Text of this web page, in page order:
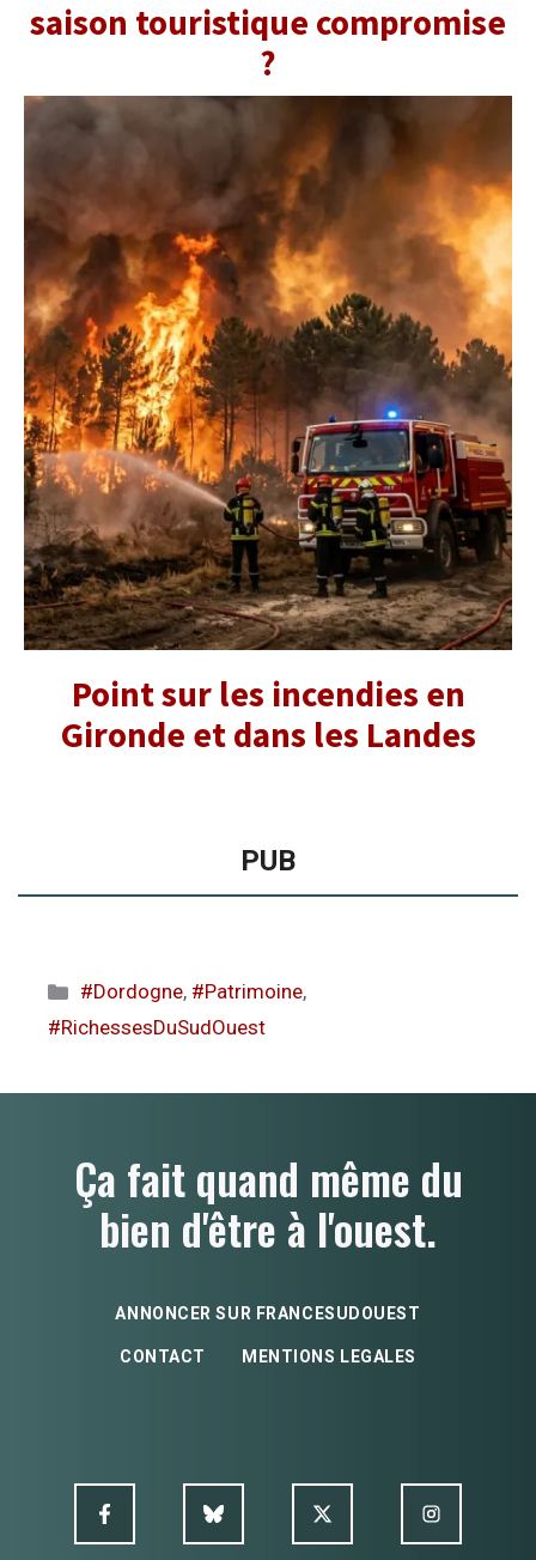
saison touristique compromise
?
Point sur les incendies en
Gironde et dans les Landes
PUB
Catégories
#Dordogne, #Patrimoine,
#RichessesDuSudOuest
Ça fait quand même du
bien d'être à l'ouest.
ANNONCER SUR FRANCESUDOUEST
CONTACT MENTIONS LEGALES